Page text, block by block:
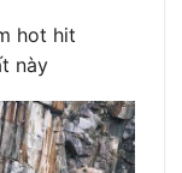
hot hit
này